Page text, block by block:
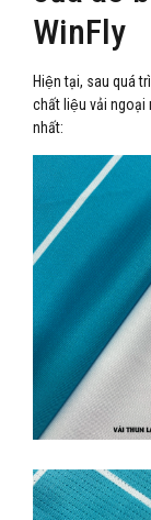
WinFly
Hiện tại, sau quá
chất liệu vải ngoại
nhất: